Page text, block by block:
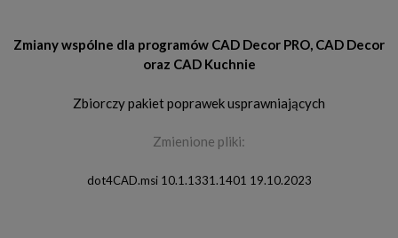
Zmiany wspólne dla programów CAD Decor PRO, CAD Decor
oraz CAD Kuchnie
Zbiorczy pakiet poprawek usprawniających
Zmienione pliki:
dot4CAD.msi 10.1.1331.1401 19.10.2023